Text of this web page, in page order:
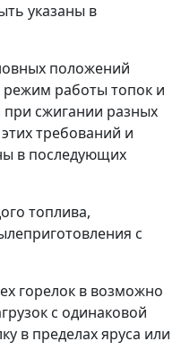
указаны в
положений
работы топок и
при сжигании разных
требований и
в последующих
топлива,
с
горелок в возможно
с одинаковой
в пределах яруса или